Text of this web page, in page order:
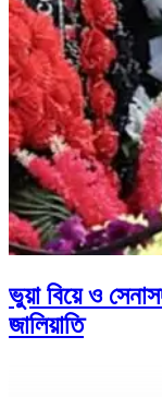
ভুয়া বিয়ে ও
জালিয়াতি